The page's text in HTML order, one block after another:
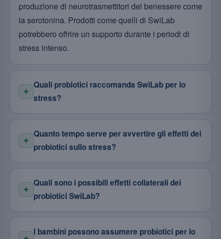
produzione di neurotrasmettitori del benessere come
la serotonina. Prodotti come quelli di SwiLab
potrebbero offrire un supporto durante i periodi di
stress intenso.
Quali probiotici raccomanda SwiLab per lo
stress?
Quanto tempo serve per avvertire gli effetti dei
probiotici sullo stress?
Quali sono i possibili effetti collaterali dei
probiotici SwiLab?
I bambini possono assumere probiotici per lo